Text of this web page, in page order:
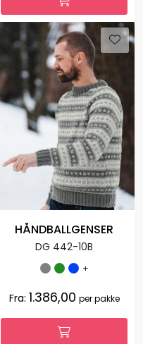
HÅNDBALLGENSER
DG 442-10B
+
Fra: 1.386,00 per pakke